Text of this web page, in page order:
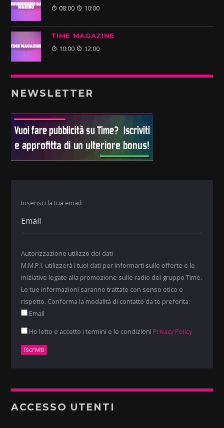
08:00 10:00
TIME MAGAZINE
10:00 12:00
NEWSLETTER
Inserisci la tua email:
Autorizzazione utilizzo dei dati
M.M.P.I. utilizzerà i tuoi dati per informarti sulle offerte e le
iniziative legate alla promozione sulle radio del gruppo Time.
Le tue informazioni saranno trattate con senso etico e
rispetto. Conferma la modalità di contatto da te preferita:
Email
Ho letto e accetto i termini e le condizioni Privacy Policy
ACCESSO UTENTI